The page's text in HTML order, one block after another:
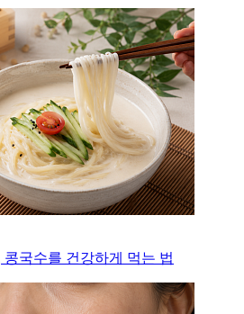
콩국수를 건강하게 먹는 법